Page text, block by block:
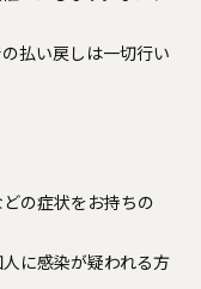
払い戻しは一切行い
の症状をお持ちの
に感染が疑われる方